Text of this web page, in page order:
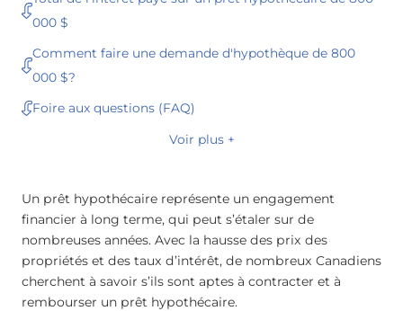
000 $
Comment faire une demande d'hypothèque de 800
000 $?
Foire aux questions (FAQ)
Voir plus +
Un prêt hypothécaire représente un engagement
financier à long terme, qui peut s’étaler sur de
nombreuses années. Avec la hausse des prix des
propriétés et des taux d’intérêt, de nombreux Canadiens
cherchent à savoir s’ils sont aptes à contracter et à
rembourser un prêt hypothécaire.